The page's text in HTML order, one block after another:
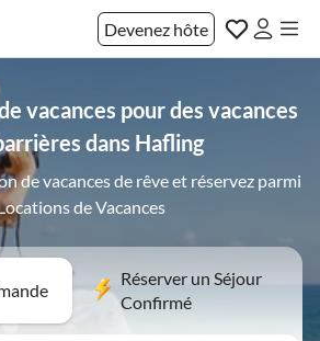
Devenez hôte
vacances pour des vacances
dans Hafling
de vacances de rêve et réservez parmi
de Vacances
Réserver un Séjour
Confirmé